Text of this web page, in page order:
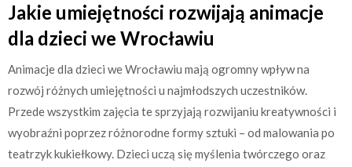
Jakie umiejętności rozwijają animacje
dla dzieci we Wrocławiu
Animacje dla dzieci we Wrocławiu mają ogromny wpływ na
rozwój różnych umiejętności u najmłodszych uczestników.
Przede wszystkim zajęcia te sprzyjają rozwijaniu kreatywności i
wyobraźni poprzez różnorodne formy sztuki – od malowania po
teatrzyk kukiełkowy. Dzieci uczą się myślenia twórczego oraz